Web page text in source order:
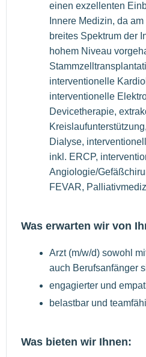
einen exzellenten
Innere Medizin, da
breites Spektrum der
hohem Niveau
interventionelle
interventionelle
Devicetherapie,
Dialyse,
inkl. ERCP,
Angiologie/
FEVAR,
Was erwarten wir von
Arzt (m/w/d) sowohl
auch Berufsanfänger
engagierter und
belastbar und
Was bieten wir Ihnen: